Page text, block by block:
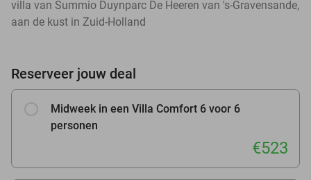
villa van Summio Duynparc De Heeren van 's-Gravensande,
aan de kust in Zuid-Holland
Reserveer jouw deal
Midweek in een Villa Comfort 6 voor 6
personen
€523